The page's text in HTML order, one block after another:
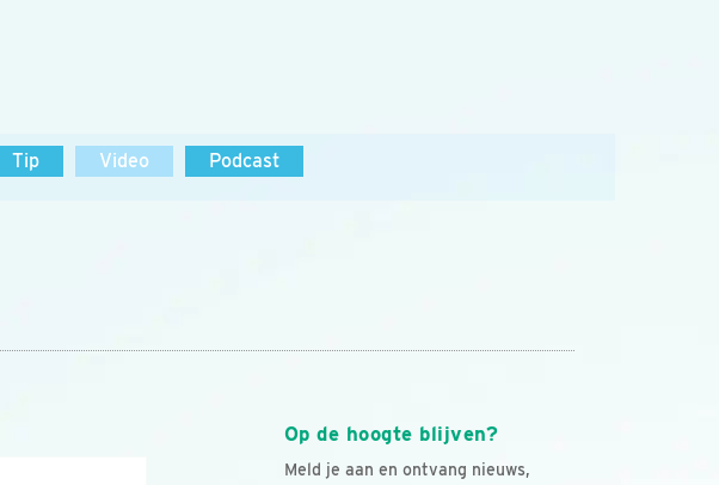
Tip Video Podcast
Op de hoogte blijven?
Meld je aan en ontvang nieuws,